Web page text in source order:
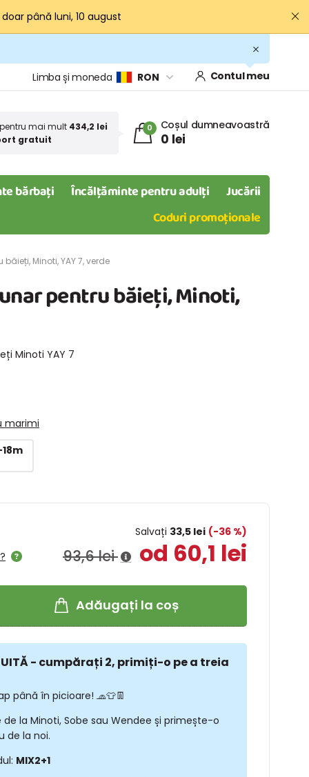
doar până luni, 10 august
Limba și moneda RON Contul meu
mai mult 434,2 lei
gratuit
0 Coșul dumneavoastră
0 lei
bărbați Încălțăminte pentru adulți
Jucării
Coduri promoționale
Minoti, YAY 7, verde
pentru băieți, Minoti,
Minoti YAY 7
marimi
Salvați 33,5 lei (-36 %)
93,6 lei od 60,1 lei
Adăugați la coș
- cumpărați 2, primiți-o pe a treia
până în picioare! 🧢👕👖
la Minoti, Sobe sau Wendee și primește-o
de la noi.
MIX2+1